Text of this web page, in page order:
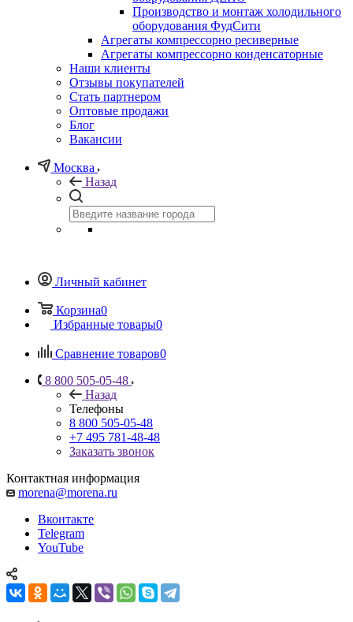
Производство и монтаж холодильного
оборудования ФудСити
Агрегаты компрессорно ресиверные
Агрегаты компрессорно конденсаторные
Наши клиенты
Отзывы покупателей
Стать партнером
Оптовые продажи
Блог
Вакансии
Москва
Назад
Личный кабинет
Корзина0
Избранные товары0
Сравнение товаров0
8 800 505-05-48
Назад
Телефоны
8 800 505-05-48
+7 495 781-48-48
Заказать звонок
Контактная информация
morena@morena.ru
Вконтакте
Telegram
YouTube